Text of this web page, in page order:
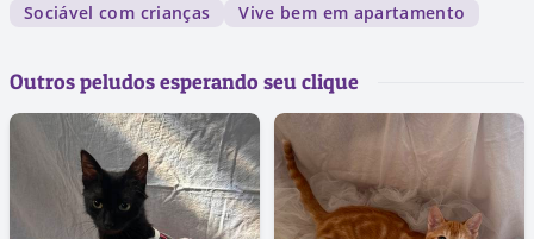
Sociável com crianças
Vive bem em apartamento
Outros peludos esperando seu clique